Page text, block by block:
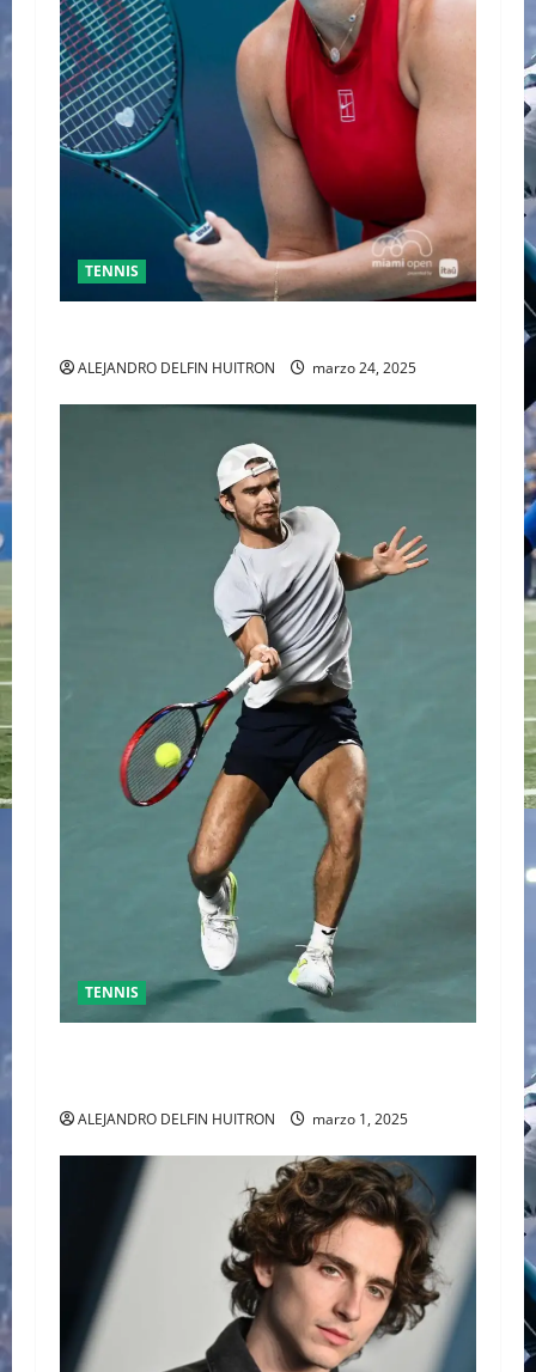
TENNIS
ALEJANDRO DELFIN HUITRON marzo 24, 2025
TENNIS
ALEJANDRO DELFIN HUITRON marzo 1, 2025